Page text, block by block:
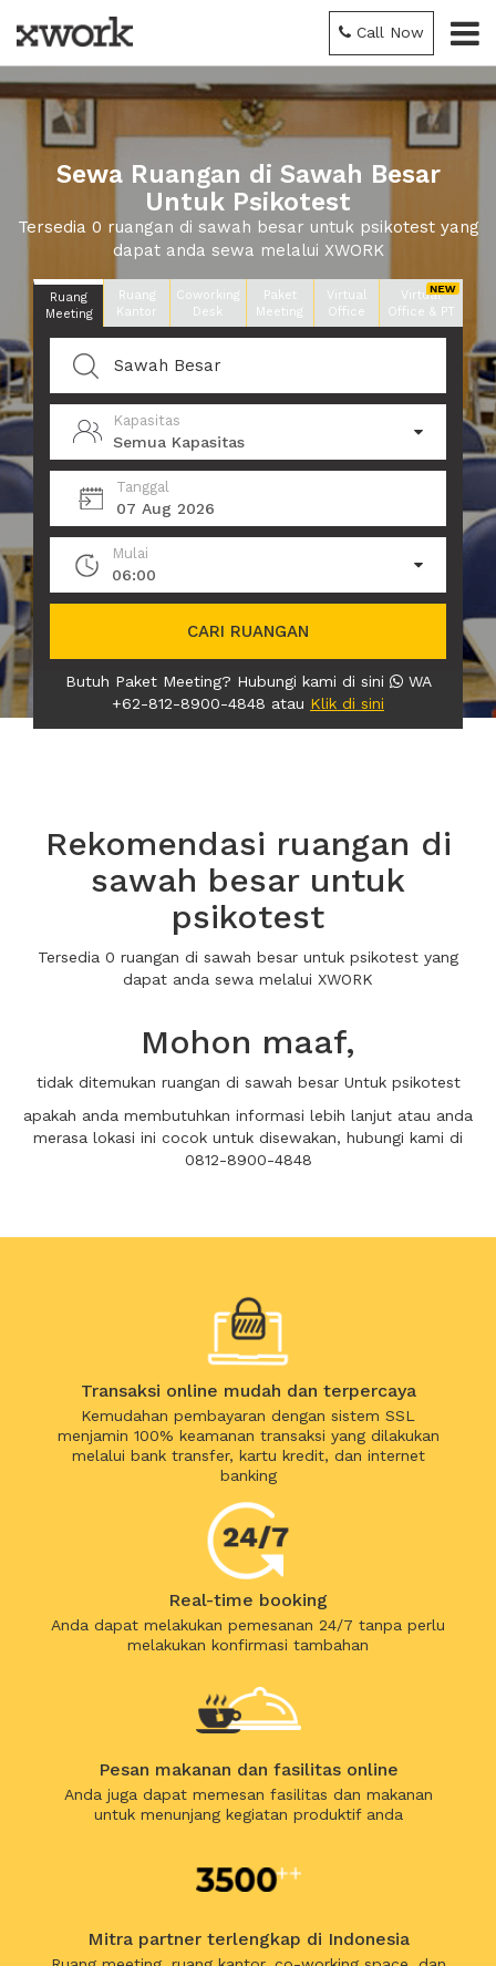
Call Now
Sewa Ruangan di Sawah Besar
Untuk Psikotest
Tersedia 0 ruangan di sawah besar untuk psikotest yang
dapat anda sewa melalui XWORK
Ruang
Meeting
Ruang
Kantor
Coworking
Desk
Paket
Meeting
Virtual
Office
Virtual
Office & PT
Kapasitas
Semua Kapasitas
Tanggal
07 Aug 2026
Mulai
06:00
CARI RUANGAN
Butuh Paket Meeting? Hubungi kami di sini
WA
+62-812-8900-4848 atau Klik di sini
Rekomendasi ruangan di
sawah besar untuk
psikotest
Tersedia 0 ruangan di sawah besar untuk psikotest yang
dapat anda sewa melalui XWORK
Mohon maaf,
tidak ditemukan ruangan di sawah besar Untuk psikotest
apakah anda membutuhkan informasi lebih lanjut atau anda
merasa lokasi ini cocok untuk disewakan, hubungi kami di
0812-8900-4848
Transaksi online mudah dan terpercaya
Kemudahan pembayaran dengan sistem SSL
menjamin 100% keamanan transaksi yang dilakukan
melalui bank transfer, kartu kredit, dan internet
banking
Real-time booking
Anda dapat melakukan pemesanan 24/7 tanpa perlu
melakukan konfirmasi tambahan
Pesan makanan dan fasilitas online
Anda juga dapat memesan fasilitas dan makanan
untuk menunjang kegiatan produktif anda
Mitra partner terlengkap di Indonesia